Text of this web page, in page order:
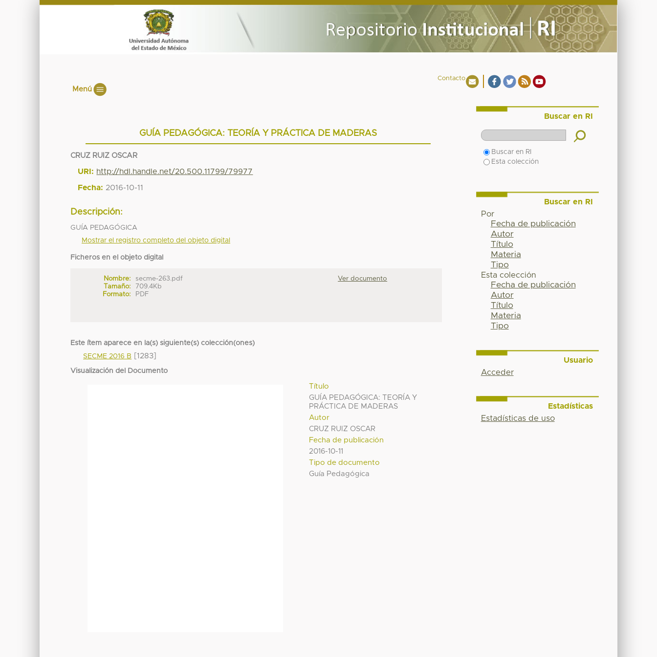
Contacto
Menú
GUÍA PEDAGÓGICA: TEORÍA Y PRÁCTICA DE MADERAS
CRUZ RUIZ OSCAR
URI: http://hdl.handle.net/20.500.11799/79977
Fecha: 2016-10-11
Descripción:
GUÍA PEDAGÓGICA
Mostrar el registro completo del objeto digital
Ficheros en el objeto digital
Nombre:
secme-263.pdf
Tamaño:
709.4Kb
Formato:
PDF
Ver documento
Este ítem aparece en la(s) siguiente(s) colección(ones)
SECME 2016 B
[1283]
Visualización del Documento
Título
GUÍA PEDAGÓGICA: TEORÍA Y
PRÁCTICA DE MADERAS
Autor
CRUZ RUIZ OSCAR
Fecha de publicación
2016-10-11
Tipo de documento
Guía Pedagógica
Buscar en RI
Buscar en RI
Esta colección
Buscar en RI
Por
Fecha de publicación
Autor
Título
Materia
Tipo
Esta colección
Fecha de publicación
Autor
Título
Materia
Tipo
Usuario
Acceder
Estadísticas
Estadísticas de uso